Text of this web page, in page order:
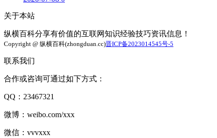
关于本站
纵横百科分享有价值的互联网知识经验技巧资讯信息！
Copyright @ 纵横百科(zhongduan.cc)晋ICP备2023014545号-5
联系我们
合作或咨询可通过如下方式：
QQ：23467321
微博：weibo.com/xxx
微信：vvvxxx